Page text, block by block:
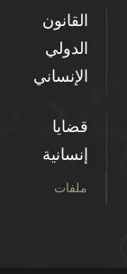
القانون
الدولي
الإنساني
قضايا
إنسانية
ملفات